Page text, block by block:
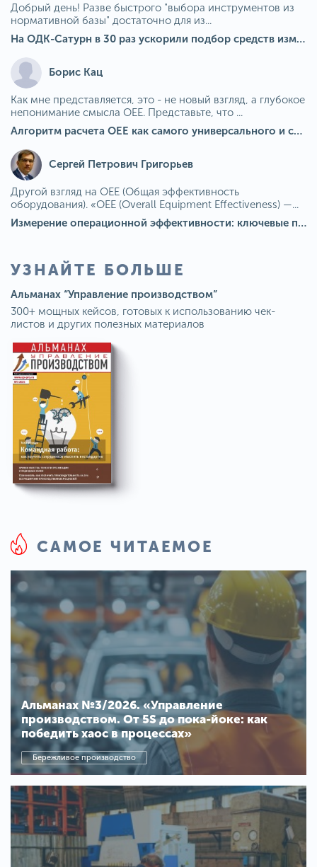
Добрый день! Разве быстрого "выбора инструментов из
нормативной базы" достаточно для из...
На ОДК-Сатурн в 30 раз ускорили подбор средств измерения для контроля качества продукции
Борис Кац
Как мне представляется, это - не новый взгляд, а глубокое
непонимание смысла OEE. Представьте, что ...
Алгоритм расчета ОЕЕ как самого универсального и современного показателя эффективности оборудования в мире
Сергей Петрович Григорьев
Другой взгляд на OEE (Общая эффективность
оборудования). «OEE (Overall Equipment Effectiveness) —...
Измерение операционной эффективности: ключевые показатели для непрерывного совершенствования
УЗНАЙТЕ БОЛЬШЕ
Альманах “Управление производством”
300+ мощных кейсов, готовых к использованию чек-
листов и других полезных материалов
САМОЕ ЧИТАЕМОЕ
Альманах №3/2026. «Управление
производством. От 5S до пока-йоке: как
победить хаос в процессах»
Бережливое производство